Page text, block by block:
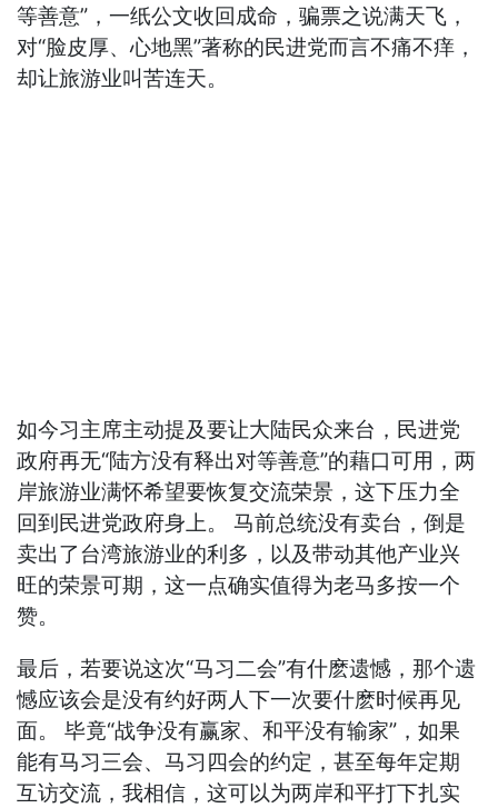
等善意”，一纸公文收回成命，骗票之说满天飞，
对“脸皮厚、心地黑”著称的民进党而言不痛不痒，
却让旅游业叫苦连天。
如今习主席主动提及要让大陆民众来台，民进党
政府再无“陆方没有释出对等善意”的藉口可用，两
岸旅游业满怀希望要恢复交流荣景，这下压力全
回到民进党政府身上。 马前总统没有卖台，倒是
卖出了台湾旅游业的利多，以及带动其他产业兴
旺的荣景可期，这一点确实值得为老马多按一个
赞。
最后，若要说这次“马习二会”有什麽遗憾，那个遗
憾应该会是没有约好两人下一次要什麽时候再见
面。 毕竟“战争没有赢家、和平没有输家”，如果
能有马习三会、马习四会的约定，甚至每年定期
互访交流，我相信，这可以为两岸和平打下扎实